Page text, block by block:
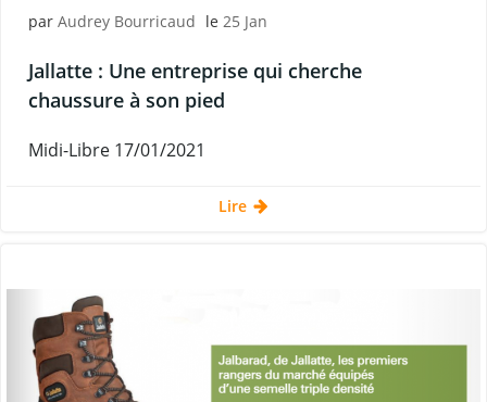
par Audrey Bourricaud le 25 Jan
Jallatte : Une entreprise qui cherche
chaussure à son pied
Midi-Libre 17/01/2021
Lire